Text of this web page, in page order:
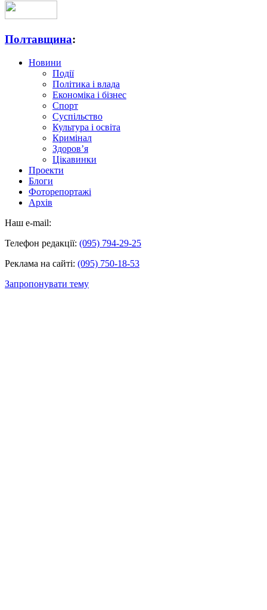
Полтавщина:
Новини
Події
Політика і влада
Економіка і бізнес
Спорт
Суспільство
Культура і освіта
Кримінал
Здоров’я
Цікавинки
Проекти
Блоги
Фоторепортажі
Архів
Наш e-mail:
Телефон редакції: (095) 794-29-25
Реклама на сайті: (095) 750-18-53
Запропонувати тему